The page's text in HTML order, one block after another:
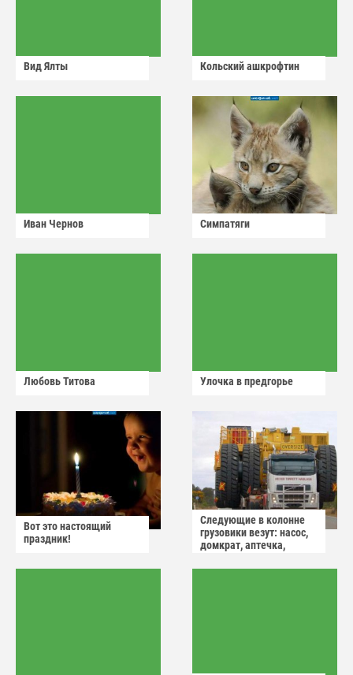
Вид Ялты Кольский ашкрофтин
Иван Чернов Симпатяги
Любовь Титова Улочка в предгорье
Вот это настоящий
праздник!
Следующие в колонне
грузовики везут: насос,
домкрат, аптечка,